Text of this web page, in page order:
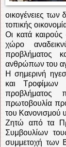
οικογένειες των
τοπικής
Οι κατά καιρούς
χώρο
προβλήματος
ανθρώπων του
Η σημερινή
και Τροφίμων
προβλήματος
πρωτοβουλία
του Κανονισμού
Ζητώ από τα
Συμβουλίων
συμμετοχή των